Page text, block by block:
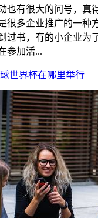
也有很大的问号，真
很多企业推广的一种
过书，有的小企业为
参加活...
世界杯在哪里举行